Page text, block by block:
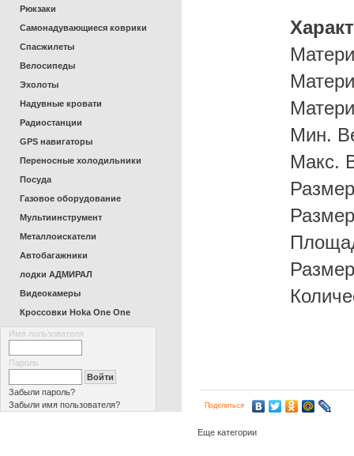
Мин.
Макс.
Поделиться
Еще категории
Рюкзаки
Самонадувающиеся коврики
Спасжилеты
Велосипеды
Эхолоты
Надувные кровати
Радиостанции
GPS навигаторы
Переносные холодильники
Посуда
Газовое оборудование
Мультиинструмент
Металлоискатели
Автобагажники
лодки АДМИРАЛ
Видеокамеры
Кроссовки Hoka One One
Имя пользователя
Пароль
Забыли пароль?
Забыли имя пользователя?